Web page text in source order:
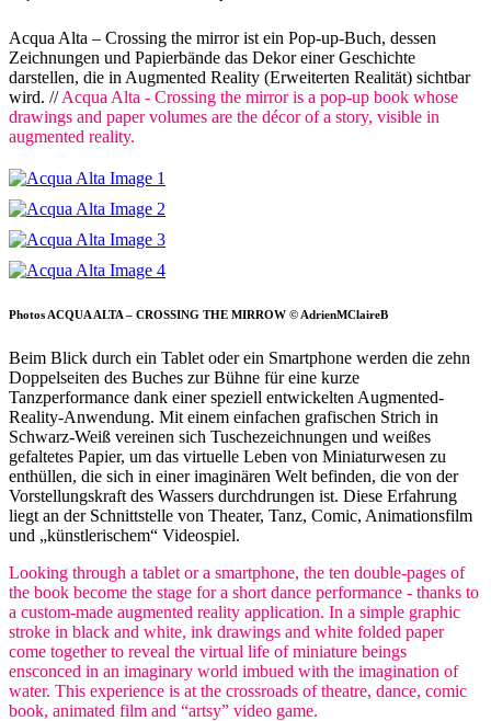
Acqua Alta – Crossing the mirror ist ein Pop-up-Buch, dessen
Zeichnungen und Papierbände das Dekor einer Geschichte
darstellen, die in Augmented Reality (Erweiterten Realität) sichtbar
wird. //Acqua Alta - Crossing the mirror is a pop-up book whose
drawings and paper volumes are the décor of a story, visible in
augmented reality.
Photos ACQUA ALTA – CROSSING THE MIRROW © AdrienMClaireB
Beim Blick durch ein Tablet oder ein Smartphone werden die zehn
Doppelseiten des Buches zur Bühne für eine kurze
Tanzperformance dank einer speziell entwickelten Augmented-
Reality-Anwendung. Mit einem einfachen grafischen Strich in
Schwarz-Weiß vereinen sich Tuschezeichnungen und weißes
gefaltetes Papier, um das virtuelle Leben von Miniaturwesen zu
enthüllen, die sich in einer imaginären Welt befinden, die von der
Vorstellungskraft des Wassers durchdrungen ist. Diese Erfahrung
liegt an der Schnittstelle von Theater, Tanz, Comic, Animationsfilm
und „künstlerischem“ Videospiel.
Looking through a tablet or a smartphone, the ten double-pages of
the book become the stage for a short dance performance - thanks to
a custom-made augmented reality application. In a simple graphic
stroke in black and white, ink drawings and white folded paper
come together to reveal the virtual life of miniature beings
ensconced in an imaginary world imbued with the imagination of
water. This experience is at the crossroads of theatre, dance, comic
book, animated film and “artsy” video game.